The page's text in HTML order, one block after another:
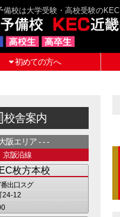
備校は大学受験・高校受験のKEC
初めての方へ
校舎案内
阪エリア
京阪沿線
枚方本校
出口スグ
24-12